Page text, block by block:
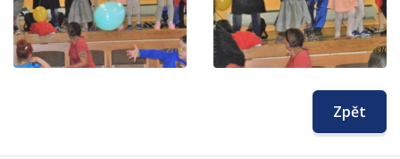
Zpět